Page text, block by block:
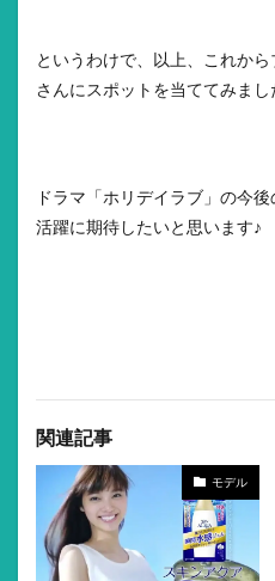
というわけで、以上、これか
さんにスポットを当ててみまし
ドラマ「ホリデイラブ」の今
活躍に期待したいと思います♪
関連記事
モデル